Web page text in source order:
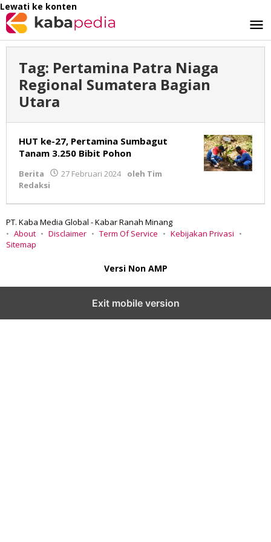
Lewati ke konten
Tag: Pertamina Patra Niaga
Regional Sumatera Bagian
Utara
HUT ke-27, Pertamina Sumbagut
Tanam 3.250 Bibit Pohon
Berita 27 Februari 2024 oleh Tim
Redaksi
PT. Kaba Media Global - Kabar Ranah Minang
About
Disclaimer Term Of Service
Kebijakan Privasi
Sitemap
Versi Non AMP
Exit mobile version